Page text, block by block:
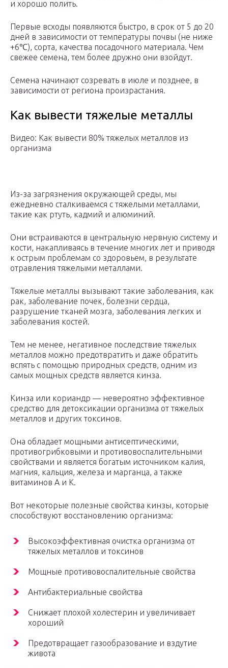
и хорошо полить.
Первые всходы появляются быстро, в срок от 5 до 20
дней в зависимости от температуры почвы (не ниже
+6℃), сорта, качества посадочного материала. Чем
свежее семена, тем более дружно они взойдут.
Семена начинают созревать в июле и позднее, в
зависимости от региона произрастания.
Как вывести тяжелые металлы
Видео: Как вывести 80% тяжелых металлов из
организма
Из-за загрязнения окружающей среды, мы
ежедневно сталкиваемся с тяжелыми металлами,
такие как ртуть, кадмий и алюминий.
Они встраиваются в центральную нервную систему и
кости, накапливаясь в течение многих лет и приводя
к острым проблемам со здоровьем, в результате
отравления тяжелыми металлами.
Тяжелые металлы вызывают такие заболевания, как
рак, заболевание почек, болезни сердца,
разрушение тканей мозга, заболевания легких и
заболевания костей.
Тем не менее, негативное последствие тяжелых
металлов можно предотвратить и даже обратить
вспять с помощью природных средств, одним из
самых мощных средств является кинза.
Кинза или кориандр — невероятно эффективное
средство для детоксикации организма от тяжелых
металлов и других токсинов.
Она обладает мощными антисептическими,
противогрибковыми и противовоспалительными
свойствами и является богатым источником калия,
магния, кальция, железа и марганца, а также
витаминов А и К.
Вот некоторые полезные свойства кинзы, которые
способствуют восстановлению организма:
Высокоэффективная очистка организма от
тяжелых металлов и токсинов
Мощные противовоспалительные свойства
Антибактериальные свойства
Снижает плохой холестерин и увеличивает
хороший
Предотвращает газообразование и вздутие
живота